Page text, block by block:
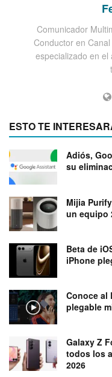
Comunicador
Conductor en
especializado en el
ESTO TE
Adiós,
su
Mijia
un equipo
Beta de
iPhone
Conoce al
plegable
Galaxy Z
todos los
2026